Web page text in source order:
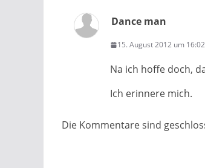
Dance man
15. August 2012 um
Na ich hoffe doch,
Ich erinnere mich.
Die Kommentare sind